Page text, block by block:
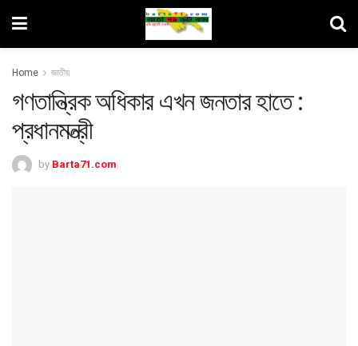
Home জাতীয়
গণতান্ত্রিক অধিকার এখন জনতার হাতে :
প্রধানমন্ত্রী
by Barta71.com